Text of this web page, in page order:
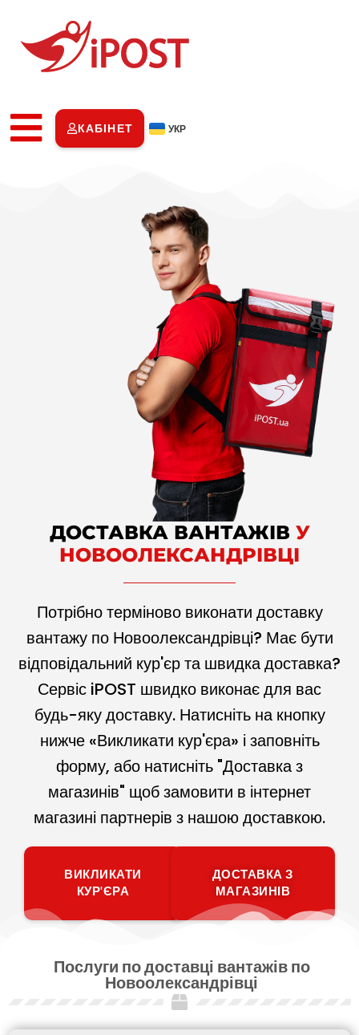
КАБІНЕТ УКР
ДОСТАВКА ВАНТАЖІВ У
НОВООЛЕКСАНДРІВЦІ
Потрібно терміново виконати доставку
вантажу по Новоолександрівці? Має бути
відповідальний кур'єр та швидка доставка?
Сервіс iPOST швидко виконає для вас
будь-яку доставку. Натисніть на кнопку
нижче «Викликати кур'єра» і заповніть
форму, або натисніть "Доставка з
магазинів" щоб замовити в інтернет
магазині партнерів з нашою доставкою.
ВИКЛИКАТИ
КУР'ЄРА
ДОСТАВКА З
МАГАЗИНІВ
Послуги по доставці вантажів по
Новоолександрівці